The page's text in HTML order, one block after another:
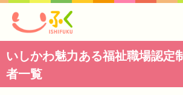
いしかわ魅力ある福祉職場認
者一覧